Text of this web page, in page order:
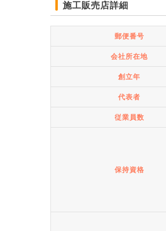
施工販売店詳細
郵便番号
会社所在地
創立年
代表者
従業員数
保持資格